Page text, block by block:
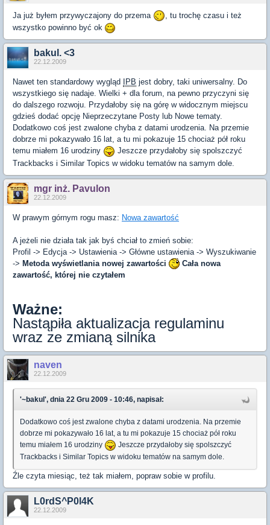
Ja już byłem przywyczajony do przema
, tu trochę czasu i też
wszystko powinno być ok
bakul. <3
22.12.2009
Nawet ten standardowy wygląd IPB jest dobry, taki uniwersalny. Do
wszystkiego się nadaje. Wielki + dla forum, na pewno przyczyni się
do dalszego rozwoju. Przydałoby się na górę w widocznym miejscu
gdzieś dodać opcję Nieprzeczytane Posty lub Nowe tematy.
Dodatkowo coś jest zwalone chyba z datami urodzenia. Na przemie
dobrze mi pokazywało 16 lat, a tu mi pokazuje 15 chociaż pół roku
temu miałem 16 urodziny
Jeszcze przydałoby się spolszczyć
Trackbacks i Similar Topics w widoku tematów na samym dole.
mgr inż. Pavulon
22.12.2009
W prawym górnym rogu masz: Nowa zawartość
A jeżeli nie działa tak jak byś chciał to zmień sobie:
Profil -> Edycja -> Ustawienia -> Główne ustawienia -> Wyszukiwanie
-> Metoda wyświetlania nowej zawartości
Cała nowa
zawartość, której nie czytałem
Ważne:
Nastąpiła aktualizacja regulaminu
wraz ze zmianą silnika
naven
22.12.2009
'~bakul', dnia 22 Gru 2009 - 10:46, napisał:
Dodatkowo coś jest zwalone chyba z datami urodzenia. Na przemie
dobrze mi pokazywało 16 lat, a tu mi pokazuje 15 chociaż pół roku
temu miałem 16 urodziny
Jeszcze przydałoby się spolszczyć
Trackbacks i Similar Topics w widoku tematów na samym dole.
Źle czyta miesiąc, też tak miałem, popraw sobie w profilu.
L0rdS^P0l4K
22.12.2009